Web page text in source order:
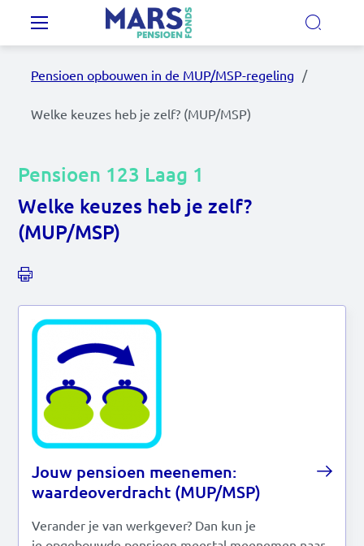
Overslaan en naar de inhoud gaan
Onze regelingen
MijnMarsPensioen
Documenten
Contact
Read this in: English
Pensioen opbouwen in de MUP/MSP-regeling
Welke keuzes heb je zelf? (MUP/MSP)
Pensioen 123 Laag 1
Welke keuzes heb je zelf?
(MUP/MSP)
Jouw pensioen meenemen:
waardeoverdracht (MUP/MSP)
Verander je van werkgever? Dan kun je